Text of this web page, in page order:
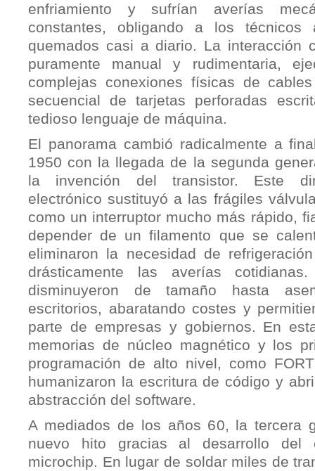
enfriamiento y sufrían averías
constantes, obligando a los técnicos
quemados casi a diario. La interacción
puramente manual y rudimentaria,
complejas conexiones físicas de
secuencial de tarjetas perforadas
tedioso lenguaje de máquina.
El panorama cambió radicalmente a
1950 con la llegada de la segunda
la invención del transistor. Este
electrónico sustituyó a las frágiles
como un interruptor mucho más rápido,
depender de un filamento que se
eliminaron la necesidad de
drásticamente las averías
disminuyeron de tamaño hasta
escritorios, abaratando costes y
parte de empresas y gobiernos. En
memorias de núcleo magnético y los
programación de alto nivel, como
humanizaron la escritura de código y
abstracción del software.
A mediados de los años 60, la tercera
nuevo hito gracias al desarrollo del
microchip. En lugar de soldar miles de